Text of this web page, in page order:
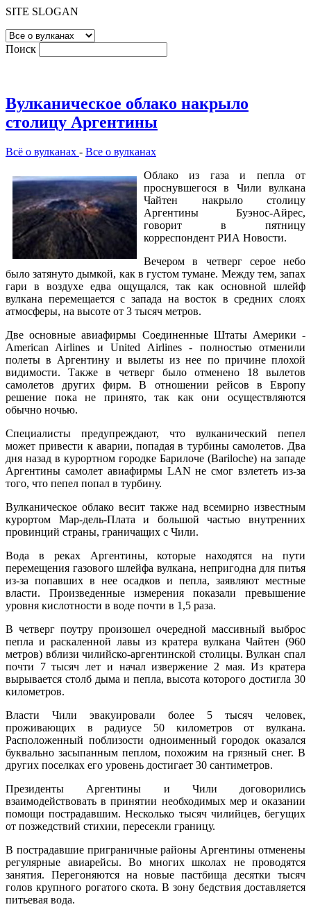
SITE SLOGAN
Поиск
Вулканическое облако накрыло
столицу Аргентины
Всё о вулканах - Все о вулканах
Облако из газа и пепла от
проснувшегося в Чили вулкана
Чайтен накрыло столицу
Аргентины Буэнос-Айрес,
говорит в пятницу
корреспондент РИА Новости.
Вечером в четверг серое небо
было затянуто дымкой, как в густом тумане. Между тем, запах
гари в воздухе едва ощущался, так как основной шлейф
вулкана перемещается с запада на восток в средних слоях
атмосферы, на высоте от 3 тысяч метров.
Две основные авиафирмы Соединенные Штаты Америки -
American Airlines и United Airlines - полностью отменили
полеты в Аргентину и вылеты из нее по причине плохой
видимости. Также в четверг было отменено 18 вылетов
самолетов других фирм. В отношении рейсов в Европу
решение пока не принято, так как они осуществляются
обычно ночью.
Специалисты предупреждают, что вулканический пепел
может привести к аварии, попадая в турбины самолетов. Два
дня назад в курортном городке Барилоче (Bariloche) на западе
Аргентины самолет авиафирмы LAN не смог взлететь из-за
того, что пепел попал в турбину.
Вулканическое облако весит также над всемирно известным
курортом Мар-дель-Плата и большой частью внутренних
провинций страны, граничащих с Чили.
Вода в реках Аргентины, которые находятся на пути
перемещения газового шлейфа вулкана, непригодна для питья
из-за попавших в нее осадков и пепла, заявляют местные
власти. Произведенные измерения показали превышение
уровня кислотности в воде почти в 1,5 раза.
В четверг поутру произошел очередной массивный выброс
пепла и раскаленной лавы из кратера вулкана Чайтен (960
метров) вблизи чилийско-аргентинской столицы. Вулкан спал
почти 7 тысяч лет и начал извержение 2 мая. Из кратера
вырывается столб дыма и пепла, высота которого достигла 30
километров.
Власти Чили эвакуировали более 5 тысяч человек,
проживающих в радиусе 50 километров от вулкана.
Расположенный поблизости одноименный городок оказался
буквально засыпанным пеплом, похожим на грязный снег. В
других поселках его уровень достигает 30 сантиметров.
Президенты Аргентины и Чили договорились
взаимодействовать в принятии необходимых мер и оказании
помощи пострадавшим. Несколько тысяч чилийцев, бегущих
от позжедствий стихии, пересекли границу.
В пострадавшие приграничные районы Аргентины отменены
регулярные авиарейсы. Во многих школах не проводятся
занятия. Перегоняются на новые пастбища десятки тысяч
голов крупного рогатого скота. В зону бедствия доставляется
питьевая вода.